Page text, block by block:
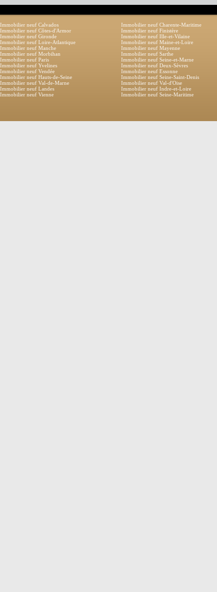
Immobilier neuf Calvados
Immobilier neuf Charente-Maritime
Immobilier neuf Côtes-d'Armor
Immobilier neuf Finistère
Immobilier neuf Gironde
Immobilier neuf Ille-et-Vilaine
Immobilier neuf Loire-Atlantique
Immobilier neuf Maine-et-Loire
Immobilier neuf Manche
Immobilier neuf Mayenne
Immobilier neuf Morbihan
Immobilier neuf Sarthe
Immobilier neuf Paris
Immobilier neuf Seine-et-Marne
Immobilier neuf Yvelines
Immobilier neuf Deux-Sèvres
Immobilier neuf Vendée
Immobilier neuf Essonne
Immobilier neuf Hauts-de-Seine
Immobilier neuf Seine-Saint-Denis
Immobilier neuf Val-de-Marne
Immobilier neuf Val-d'Oise
Immobilier neuf Landes
Immobilier neuf Indre-et-Loire
Immobilier neuf Vienne
Immobilier neuf Seine-Maritime